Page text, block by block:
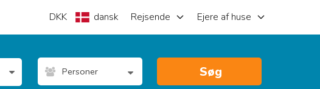
DKK dansk Rejsende Ejere af huse
Personer Søg